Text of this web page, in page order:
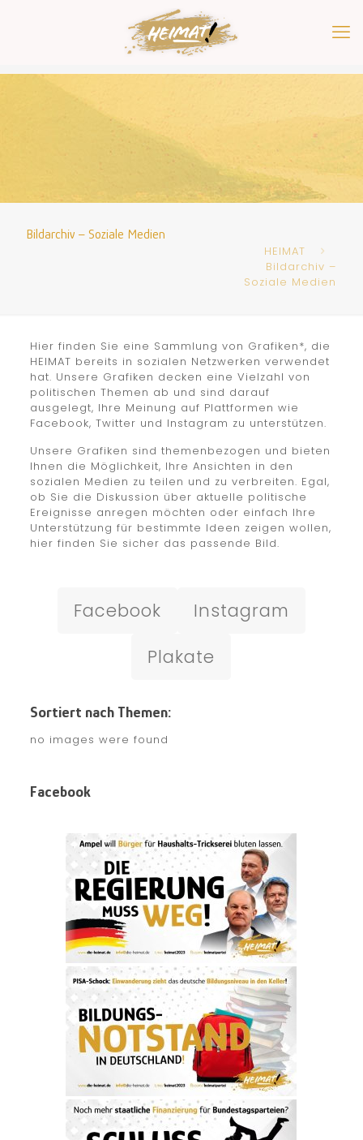
Bildarchiv – Soziale Medien
HEIMAT
Bildarchiv –
Soziale Medien
Hier finden Sie eine Sammlung von Grafiken*, die
HEIMAT bereits in sozialen Netzwerken verwendet
hat. Unsere Grafiken decken eine Vielzahl von
politischen Themen ab und sind darauf
ausgelegt, Ihre Meinung auf Plattformen wie
Facebook, Twitter und Instagram zu unterstützen.
Unsere Grafiken sind themenbezogen und bieten
Ihnen die Möglichkeit, Ihre Ansichten in den
sozialen Medien zu teilen und zu verbreiten. Egal,
ob Sie die Diskussion über aktuelle politische
Ereignisse anregen möchten oder einfach Ihre
Unterstützung für bestimmte Ideen zeigen wollen,
hier finden Sie sicher das passende Bild.
Facebook
Instagram
Plakate
Sortiert nach Themen:
no images were found
Facebook